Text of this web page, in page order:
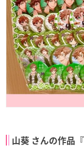
山葵 さんの作品